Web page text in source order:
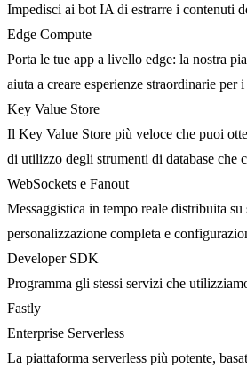
Impedisci ai bot IA di estrarre i contenuti
Edge Compute
Porta le tue app a livello edge: la nostra
aiuta a creare esperienze straordinarie per
Key Value Store
Il Key Value Store più veloce che puoi
di utilizzo degli strumenti di database che
WebSockets e Fanout
Messaggistica in tempo reale distribuita su
personalizzazione completa e
Developer SDK
Programma gli stessi servizi che
Fastly
Enterprise Serverless
La piattaforma serverless più potente,